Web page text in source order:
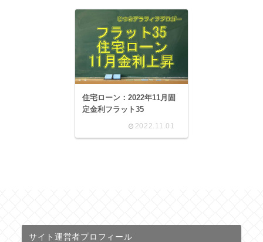
住宅ローン：2022年11月固
定金利フラット35
2022.11.01
サイト運営者プロフィール